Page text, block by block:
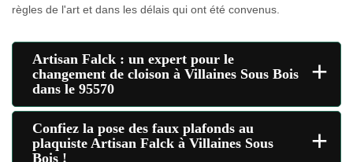
règles de l'art et dans les délais qui ont été convenus.
Artisan Falck : un expert pour le
changement de cloison à Villaines Sous Bois
dans le 95570
+
Confiez la pose des faux plafonds au
plaquiste Artisan Falck à Villaines Sous
Bois !
+